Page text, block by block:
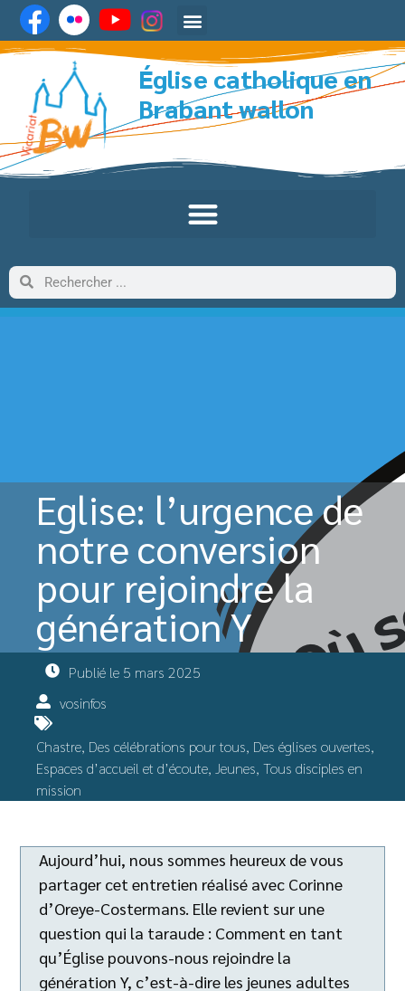
Église catholique en
Brabant wallon
Eglise: l’urgence de
notre conversion
pour rejoindre la
génération Y
Publié le 5 mars 2025
vosinfos
Chastre, Des célébrations pour tous, Des églises ouvertes,
Espaces d’accueil et d’écoute, Jeunes, Tous disciples en
mission
Aujourd’hui, nous sommes heureux de vous
partager cet entretien réalisé avec Corinne
d’Oreye-Costermans. Elle revient sur une
question qui la taraude : Comment en tant
qu’Église pouvons-nous rejoindre la
génération Y, c’est-à-dire les jeunes adultes